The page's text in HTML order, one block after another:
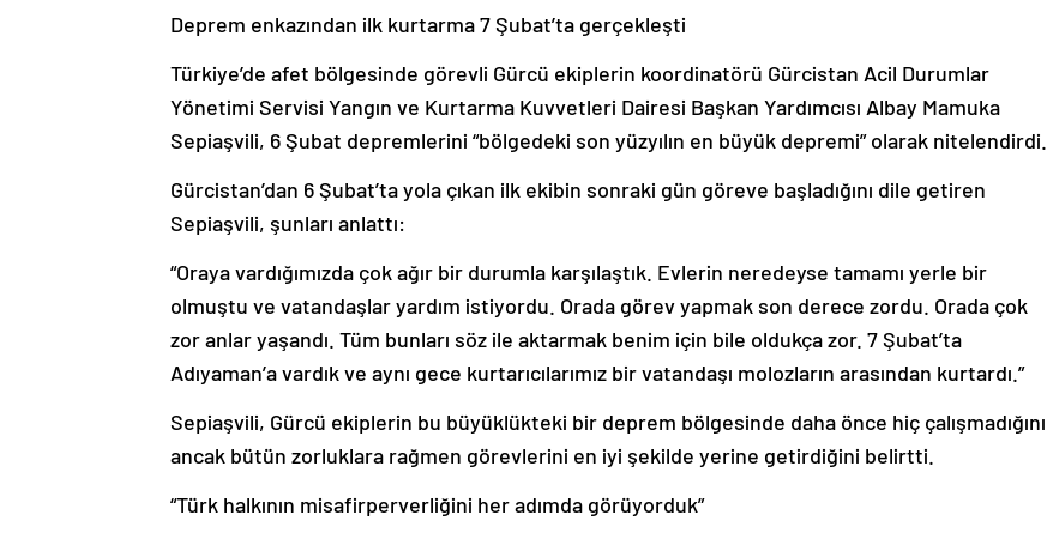
Deprem enkazından ilk kurtarma 7 Şubat’ta gerçekleşti
Türkiye’de afet bölgesinde görevli Gürcü ekiplerin koordinatörü Gürcistan Acil Durumlar
Yönetimi Servisi Yangın ve Kurtarma Kuvvetleri Dairesi Başkan Yardımcısı Albay Mamuka
Sepiaşvili, 6 Şubat depremlerini “bölgedeki son yüzyılın en büyük depremi” olarak nitelendirdi.
Gürcistan’dan 6 Şubat’ta yola çıkan ilk ekibin sonraki gün göreve başladığını dile getiren
Sepiaşvili, şunları anlattı:
“Oraya vardığımızda çok ağır bir durumla karşılaştık. Evlerin neredeyse tamamı yerle bir
olmuştu ve vatandaşlar yardım istiyordu. Orada görev yapmak son derece zordu. Orada çok
zor anlar yaşandı. Tüm bunları söz ile aktarmak benim için bile oldukça zor. 7 Şubat’ta
Adıyaman’a vardık ve aynı gece kurtarıcılarımız bir vatandaşı molozların arasından kurtardı.”
Sepiaşvili, Gürcü ekiplerin bu büyüklükteki bir deprem bölgesinde daha önce hiç çalışmadığını
ancak bütün zorluklara rağmen görevlerini en iyi şekilde yerine getirdiğini belirtti.
“Türk halkının misafirperverliğini her adımda görüyorduk”